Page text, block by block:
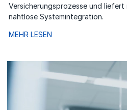
Versicherungsprozesse und liefert
nahtlose Systemintegration.
MEHR LESEN